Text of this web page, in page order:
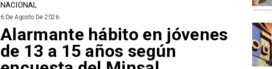
NACIONAL
6 De Agosto De 2026
Alarmante hábito en jóvenes
de 13 a 15 años según